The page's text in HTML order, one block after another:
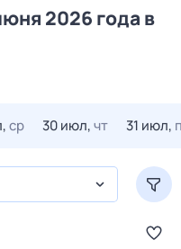
2026 года в
ср 30 июл,чт 31 июл,